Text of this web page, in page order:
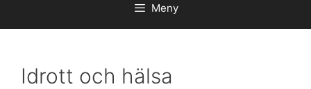
Meny
Idrott och hälsa